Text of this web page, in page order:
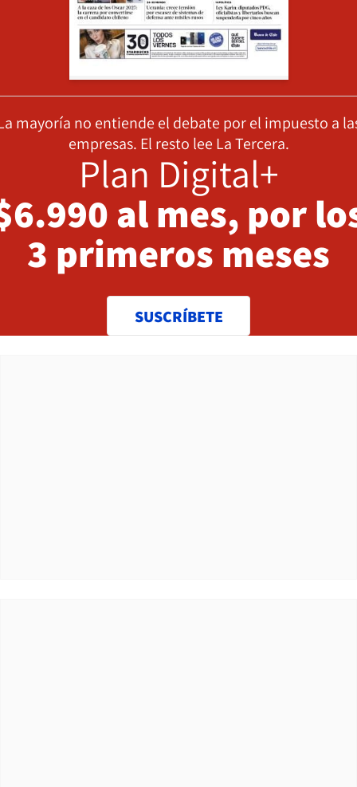
mayoría no entiende el debate por el impuesto a
empresas. El resto lee La Tercera.
Plan Digital+
al mes, por
3 primeros meses
SUSCRÍBETE